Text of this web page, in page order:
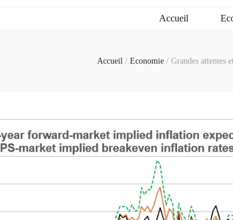
Accueil
Accueil / Economie / Grandes attentes